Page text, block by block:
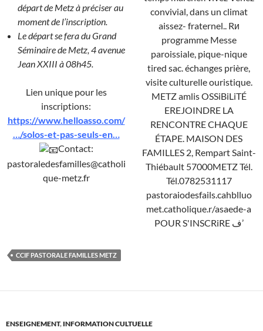
départ de Metz à préciser au
moment de l’inscription.
Le départ se fera du Grand
Séminaire de Metz, 4 avenue
Jean XXIII à 08h45.
Lien unique pour les
inscriptions:
https://www.helloasso.com/
…/solos-et-pas-seuls-en…
Contact:
pastoraledesfamilles@catholi
que-metz.fr
CCIF PASTORALE FAMILLES METZ
ENSEIGNEMENT, INFORMATION CULTUELLE